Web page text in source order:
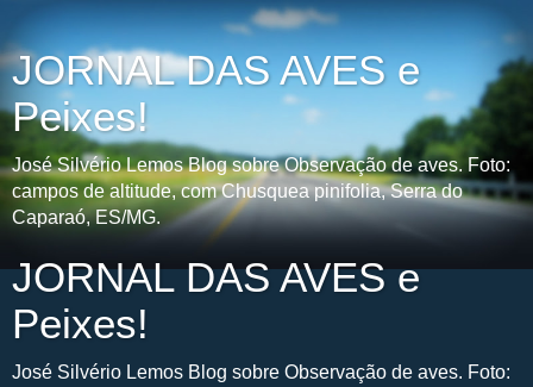
JORNAL DAS AVES e
Peixes!
José Silvério Lemos Blog sobre Observação de aves. Foto:
campos de altitude, com Chusquea pinifolia, Serra do
Caparaó, ES/MG.
JORNAL DAS AVES e
Peixes!
José Silvério Lemos Blog sobre Observação de aves. Foto: